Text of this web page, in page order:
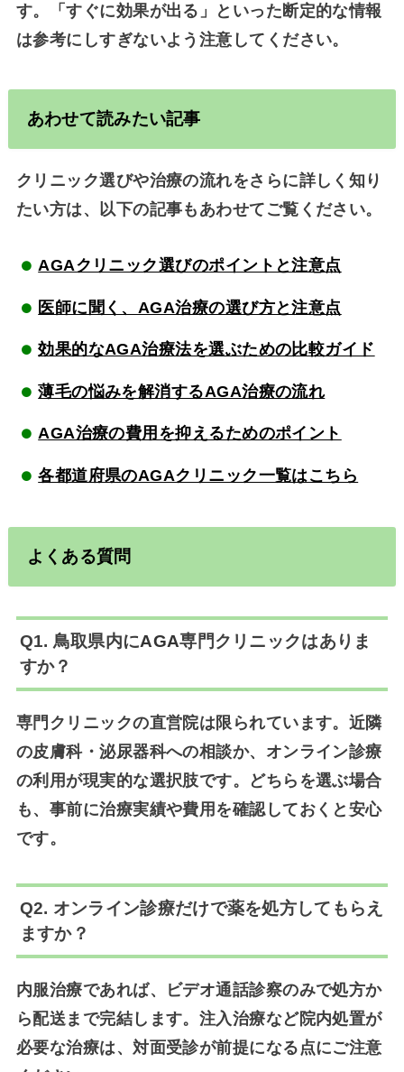
す。「すぐに効果が出る」といった断定的な情報
は参考にしすぎないよう注意してください。
あわせて読みたい記事
クリニック選びや治療の流れをさらに詳しく知り
たい方は、以下の記事もあわせてご覧ください。
AGAクリニック選びのポイントと注意点
医師に聞く、AGA治療の選び方と注意点
効果的なAGA治療法を選ぶための比較ガイド
薄毛の悩みを解消するAGA治療の流れ
AGA治療の費用を抑えるためのポイント
各都道府県のAGAクリニック一覧はこちら
よくある質問
Q1. 鳥取県内にAGA専門クリニックはありま
すか？
専門クリニックの直営院は限られています。近隣
の皮膚科・泌尿器科への相談か、オンライン診療
の利用が現実的な選択肢です。どちらを選ぶ場合
も、事前に治療実績や費用を確認しておくと安心
です。
Q2. オンライン診療だけで薬を処方してもらえ
ますか？
内服治療であれば、ビデオ通話診察のみで処方か
ら配送まで完結します。注入治療など院内処置が
必要な治療は、対面受診が前提になる点にご注意